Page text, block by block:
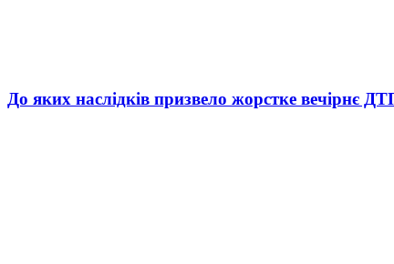
До яких наслідків призвело жорстке вечірнє